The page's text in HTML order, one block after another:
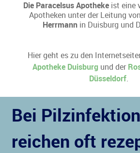
Die Paracelsus Apotheke ist eine
Apotheken unter der Leitung von
Herrmannin Duisburg und
Hier geht es zu den
Apotheke Duisburg und der
Düsseldorf.
Bei
reichen oft